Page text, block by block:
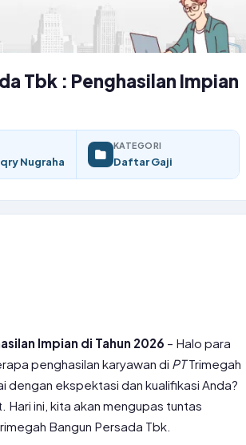
Tbk : Penghasilan Impian
Nugraha
KATEGORI
Daftar Gaji
Impian di Tahun 2026 – Halo para
penghasilan karyawan di PTTrimegah
dengan ekspektasi dan kualifikasi Anda?
ini, kita akan mengupas tuntas
Bangun Persada Tbk.